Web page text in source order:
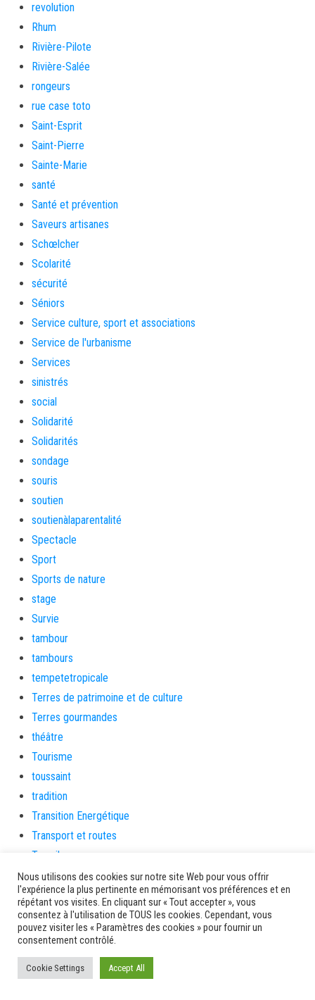
revolution
Rhum
Rivière-Pilote
Rivière-Salée
rongeurs
rue case toto
Saint-Esprit
Saint-Pierre
Sainte-Marie
santé
Santé et prévention
Saveurs artisanes
Schœlcher
Scolarité
sécurité
Séniors
Service culture, sport et associations
Service de l'urbanisme
Services
sinistrés
social
Solidarité
Solidarités
sondage
souris
soutien
soutienàlaparentalité
Spectacle
Sport
Sports de nature
stage
Survie
tambour
tambours
tempetetropicale
Terres de patrimoine et de culture
Terres gourmandes
théâtre
Tourisme
toussaint
tradition
Transition Energétique
Transport et routes
Travail
Travaux
Travaux THD
travaux utiles
TSUNAMI
TZCLD
uncategorized
Nous utilisons des cookies sur notre site Web pour vous offrir
l'expérience la plus pertinente en mémorisant vos préférences et en
répétant vos visites. En cliquant sur « Tout accepter », vous
consentez à l'utilisation de TOUS les cookies. Cependant, vous
pouvez visiter les « Paramètres des cookies » pour fournir un
consentement contrôlé.
Cookie Settings Accept All